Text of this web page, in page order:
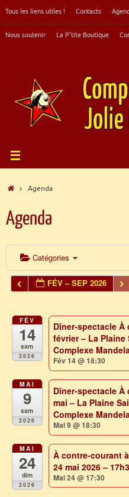
au
Tous les liens utiles ! Contacts
Nous soutenir La P’tite Boutique
Accueil
Agenda
Agenda
Catégories
FÉV – SEP 2026
FÉV
14
sam
2026
Dîner-spectacle À
février – La
Complexe
Fév 14 @ 18:30
MAI
9
sam
2026
Dîner-spectacle À
mai – La Plaine
Complexe Mandela
Mai 9 @ 18:30
MAI
24
dim
2026
À contre-courant
24 mai 2026 –
Mai 24 @ 17:30